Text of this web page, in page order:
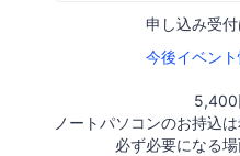
申し込み受
今後イベン
5,400
ノートパソコンのお持込
必ず必要になる場